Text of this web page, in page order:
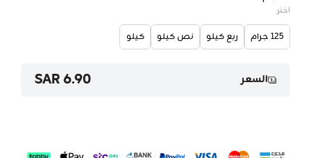
اختر
125 جرام ربع كيلو نص كيلو كيلو
السعر 6.90 SAR